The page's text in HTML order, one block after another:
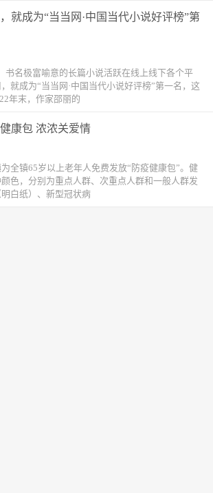
就成为“当当网·中国当代小说好评榜”第
书名极富喻意的长篇小说活跃在线上线下各个平
就成为“当当网·中国当代小说好评榜”第一名，这
年末，作家邵丽的
康包 浓浓关爱情
镇65岁以上老年人免费发放“防疫健康包”。健
色，分别为重点人群、次重点人群和一般人群发
白纸）、新型冠状病